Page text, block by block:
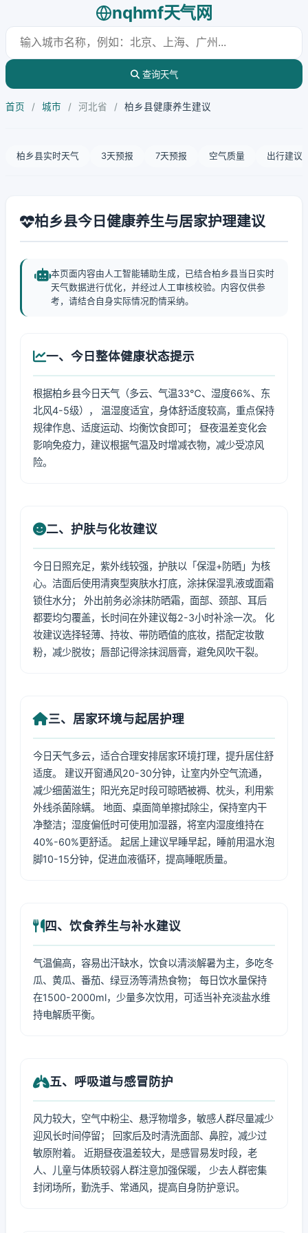
nqhmf天气网
查询天气
首页 / 城市 / 河北省 / 柏乡县健康养生建议
柏乡县实时天气 3天预报 7天预报 空气质量 出行建议
柏乡县今日健康养生与居家护理建议
本页面内容由人工智能辅助生成，已结合柏乡县当日实时
天气数据进行优化，并经过人工审核校验。内容仅供参
考，请结合自身实际情况酌情采纳。
一、今日整体健康状态提示
根据柏乡县今日天气（多云、气温33℃、湿度66%、东
北风4-5级）， 温湿度适宜，身体舒适度较高，重点保持
规律作息、适度运动、均衡饮食即可； 昼夜温差变化会
影响免疫力，建议根据气温及时增减衣物，减少受凉风
险。
二、护肤与化妆建议
今日日照充足，紫外线较强，护肤以「保湿+防晒」为核
心。洁面后使用清爽型爽肤水打底，涂抹保湿乳液或面霜
锁住水分； 外出前务必涂抹防晒霜，面部、颈部、耳后
都要均匀覆盖，长时间在外建议每2-3小时补涂一次。 化
妆建议选择轻薄、持妆、带防晒值的底妆，搭配定妆散
粉，减少脱妆；唇部记得涂抹润唇膏，避免风吹干裂。
三、居家环境与起居护理
今日天气多云，适合合理安排居家环境打理，提升居住舒
适度。 建议开窗通风20-30分钟，让室内外空气流通，
减少细菌滋生；阳光充足时段可晾晒被褥、枕头，利用紫
外线杀菌除螨。 地面、桌面简单擦拭除尘，保持室内干
净整洁；湿度偏低时可使用加湿器，将室内湿度维持在
40%-60%更舒适。 起居上建议早睡早起，睡前用温水泡
脚10-15分钟，促进血液循环，提高睡眠质量。
四、饮食养生与补水建议
气温偏高，容易出汗缺水，饮食以清淡解暑为主，多吃冬
瓜、黄瓜、番茄、绿豆汤等清热食物； 每日饮水量保持
在1500-2000ml，少量多次饮用，可适当补充淡盐水维
持电解质平衡。
五、呼吸道与感冒防护
风力较大，空气中粉尘、悬浮物增多，敏感人群尽量减少
迎风长时间停留； 回家后及时清洗面部、鼻腔，减少过
敏原附着。 近期昼夜温差较大，是感冒易发时段，老
人、儿童与体质较弱人群注意加强保暖， 少去人群密集
封闭场所，勤洗手、常通风，提高自身防护意识。